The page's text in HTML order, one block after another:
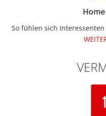
So fühlen sich